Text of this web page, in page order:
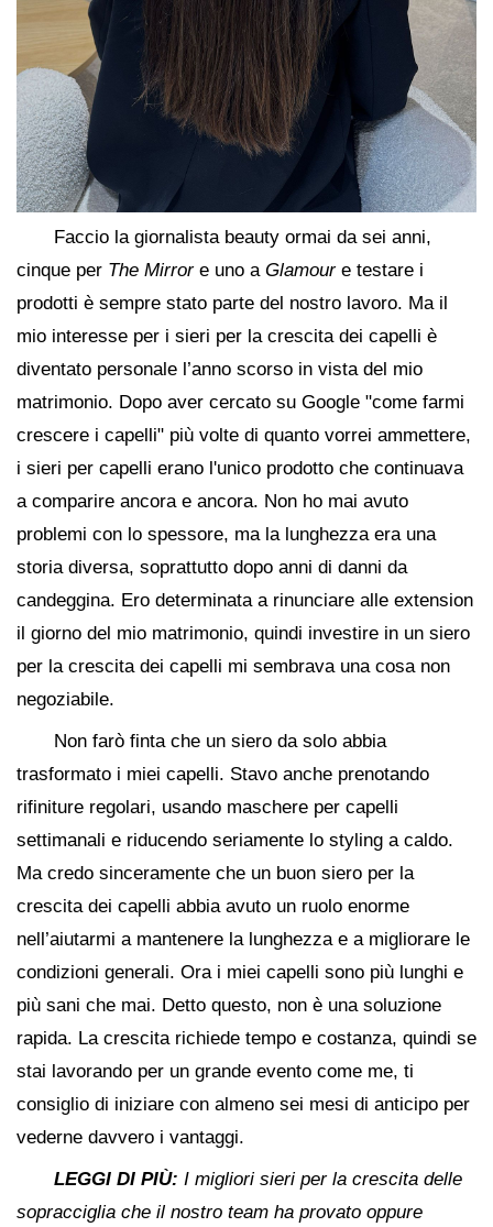
Faccio la giornalista beauty ormai da sei anni,
cinque per The Mirrore uno a Glamoure testare i
prodotti è sempre stato parte del nostro lavoro. Ma il
mio interesse per i sieri per la crescita dei capelli è
diventato personale l’anno scorso in vista del mio
matrimonio. Dopo aver cercato su Google "come farmi
crescere i capelli" più volte di quanto vorrei ammettere,
i sieri per capelli erano l'unico prodotto che continuava
a comparire ancora e ancora. Non ho mai avuto
problemi con lo spessore, ma la lunghezza era una
storia diversa, soprattutto dopo anni di danni da
candeggina. Ero determinata a rinunciare alle extension
il giorno del mio matrimonio, quindi investire in un siero
per la crescita dei capelli mi sembrava una cosa non
negoziabile.
Non farò finta che un siero da solo abbia
trasformato i miei capelli. Stavo anche prenotando
rifiniture regolari, usando maschere per capelli
settimanali e riducendo seriamente lo styling a caldo.
Ma credo sinceramente che un buon siero per la
crescita dei capelli abbia avuto un ruolo enorme
nell’aiutarmi a mantenere la lunghezza e a migliorare le
condizioni generali. Ora i miei capelli sono più lunghi e
più sani che mai. Detto questo, non è una soluzione
rapida. La crescita richiede tempo e costanza, quindi se
stai lavorando per un grande evento come me, ti
consiglio di iniziare con almeno sei mesi di anticipo per
vederne davvero i vantaggi.
LEGGI DI PIÙ: I migliori sieri per la crescita delle
sopracciglia che il nostro team ha provato oppure